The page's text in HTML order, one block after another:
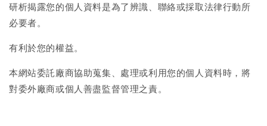
研析揭露您的個人資料是為了辨識、聯絡或採取法律行動所
必要者。
有利於您的權益。
本網站委託廠商協助蒐集、處理或利用您的個人資料時，將
對委外廠商或個人善盡監督管理之責。